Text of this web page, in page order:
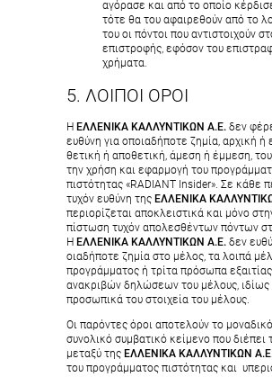
αγόρασε και από το οποίο
τότε θα του αφαιρεθούν από το
του οι πόντοι που αντιστοιχούν
επιστροφής, εφόσον του
χρήματα.
5. ΛΟΙΠΟΙ ΟΡΟΙ
H ΕΛΛΕΝΙΚΑ ΚΑΛΛΥΝΤΙΚΩΝ Α.Ε. δεν
ευθύνη για οποιαδήποτε ζημία, αρχική ή
θετική ή αποθετική, άμεση ή έμμεση,
την χρήση και εφαρμογή του
πιστότητας «RADIANT Insider». Σε κάθε
τυχόν ευθύνη της ΕΛΛΕΝΙΚΑ
περιορίζεται αποκλειστικά και μόνο
πίστωση τυχόν απολεσθέντων πόντων
H ΕΛΛΕΝΙΚΑ ΚΑΛΛΥΝΤΙΚΩΝ Α.Ε. δεν
οιαδήποτε ζημία στο μέλος, τα λοιπά
προγράμματος ή τρίτα πρόσωπα
ανακριβών δηλώσεων του μέλους, ιδίως
προσωπικά του στοιχεία του μέλους.
Οι παρόντες όροι αποτελούν το
συνολικό συμβατικό κείμενο που διέπει
μεταξύ της ΕΛΛΕΝΙΚΑ ΚΑΛΛΥΝΤΙΚΩΝ
του προγράμματος πιστότητας και